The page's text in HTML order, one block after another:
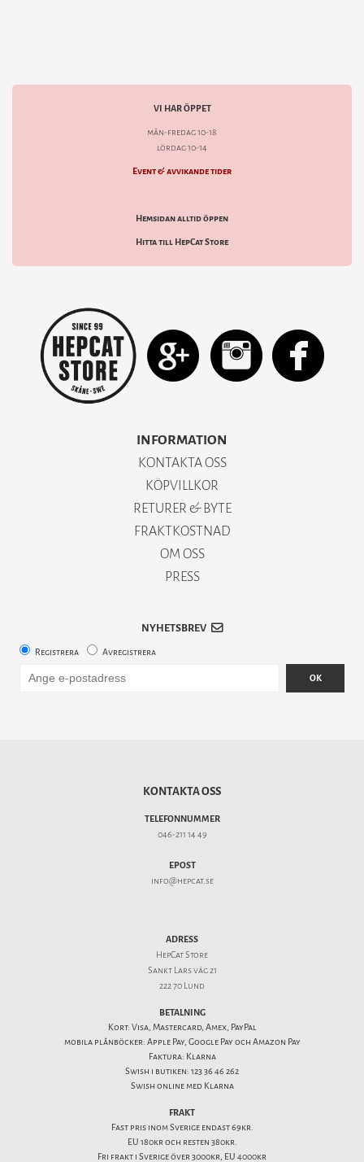
VI HAR ÖPPET
mån-fredag 10-18
lördag 10-14
Event & avvikande tider
Hemsidan alltid öppen
Hitta till HepCat Store
INFORMATION
KONTAKTA OSS
KÖPVILLKOR
RETURER & BYTE
FRAKTKOSTNAD
OM OSS
PRESS
NYHETSBREV
Registrera Avregistrera
OK
KONTAKTA OSS
TELEFONNUMMER
046-211 14 49
EPOST
info@hepcat.se
ADRESS
HepCat Store
Sankt Lars väg 21
222 70 Lund
BETALNING
Kort: Visa, Mastercard, Amex, PayPal
mobila plånböcker: Apple Pay, Google Pay och Amazon Pay
Faktura: Klarna
Swish i butiken: 123 36 46 262
Swish online med Klarna
FRAKT
Fast pris inom Sverige endast 69kr.
EU 180kr och resten 380kr.
Fri frakt i Sverige över 3000kr, EU 4000kr